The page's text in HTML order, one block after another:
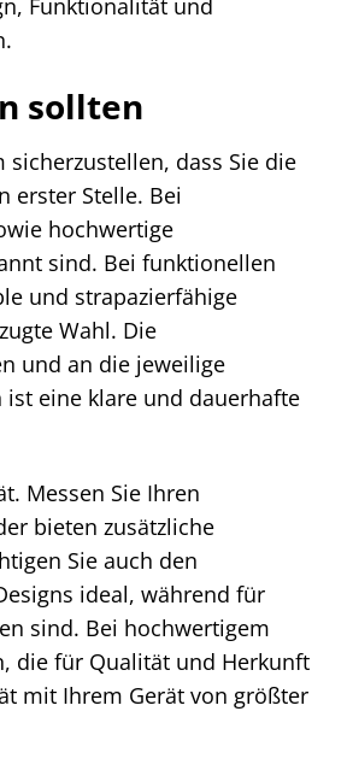
sollten
dass Sie die
erster Stelle. Bei
hochwertige
sind. Bei funktionellen
und strapazierfähige
Wahl. Die
und an die jeweilige
eine klare und dauerhafte
Messen Sie Ihren
bieten zusätzliche
Sie auch den
ideal, während für
sind. Bei hochwertigem
die für Qualität und Herkunft
mit Ihrem Gerät von größter